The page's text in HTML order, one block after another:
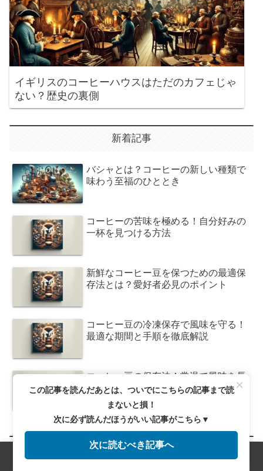
イギリスのコーヒーハウスはただのカフェじゃ
ない？歴史の裏側
新着記事
バシャとは？コーヒーの新しい種類で
味わう至福のひととき
コーヒーの苦味を極める！自分好みの
一杯を見つける方法
新鮮なコーヒー豆を保つための最適保
存法とは？愛好者必見のポイント
コーヒー豆の冷凍保存で風味を守る！
最適な期間と手順を徹底解説
コーヒー豆の保存法！常温で風味を長
持ちさせる秘訣とは？
カテゴリー
サイドバー
×
この記事を読んだあとは、ついでにこちらの記事まで読
まないと損！
次に必ず読んだほうがいい記事がこちら▼
次に読むべき記事へ